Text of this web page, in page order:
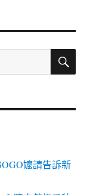
搜
嬤請告訴新